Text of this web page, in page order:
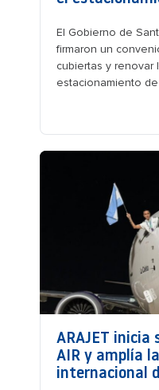
El Gobierno de
firmaron un
cubiertas y
estacionamiento
ARAJET inicia
AIR y amplía
internacional